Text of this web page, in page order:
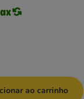
ao carrinho